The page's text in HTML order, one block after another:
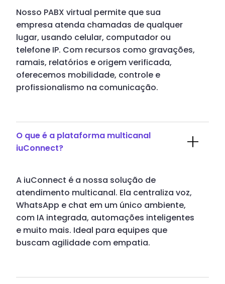
Nosso PABX virtual permite que sua
empresa atenda chamadas de qualquer
lugar, usando celular, computador ou
telefone IP. Com recursos como gravações,
ramais, relatórios e origem verificada,
oferecemos mobilidade, controle e
profissionalismo na comunicação.
O que é a plataforma multicanal
iuConnect?
A iuConnect é a nossa solução de
atendimento multicanal. Ela centraliza voz,
WhatsApp e chat em um único ambiente,
com IA integrada, automações inteligentes
e muito mais. Ideal para equipes que
buscam agilidade com empatia.